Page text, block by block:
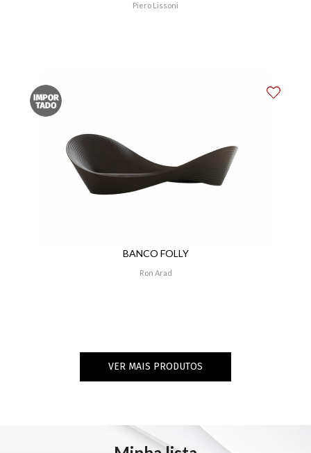
Piero Lissoni
BANCO FOLLY
Ron Arad
VER MAIS PRODUTOS